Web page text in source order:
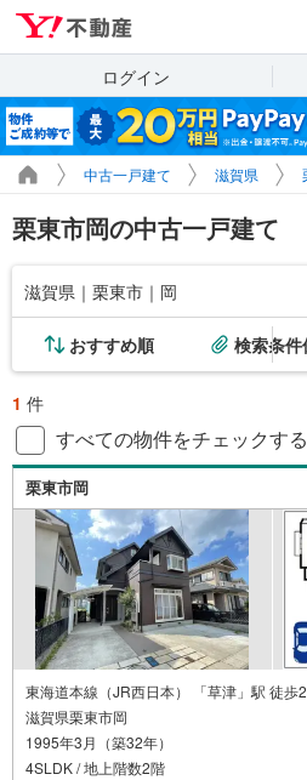
ログイン
中古一戸建て 滋賀県
栗東市岡の中古一戸建て
滋賀県｜栗東市｜岡
おすすめ順 検索条件
1 件
すべての物件をチェックする
栗東市岡
東海道本線（JR西日本） 「草津」駅 徒歩
滋賀県栗東市岡
1995年3月（築32年）
4SLDK / 地上階数2階